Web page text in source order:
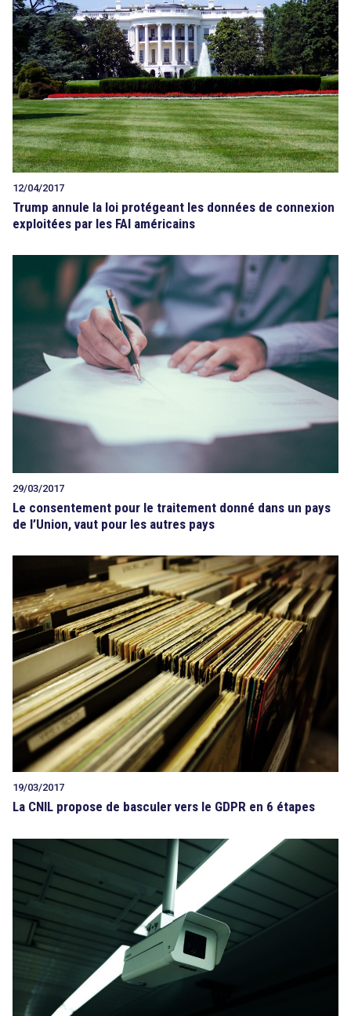
12/04/2017
Trump annule la loi protégeant les données de connexion
exploitées par les FAI américains
29/03/2017
Le consentement pour le traitement donné dans un pays
de l’Union, vaut pour les autres pays
19/03/2017
La CNIL propose de basculer vers le GDPR en 6 étapes